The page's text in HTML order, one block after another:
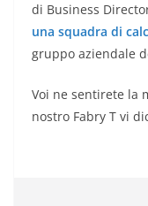
di Business
una squadra di
gruppo aziendale
Voi ne sentirete la
nostro Fabry T vi